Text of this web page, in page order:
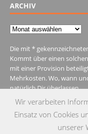
ARCHIV
Archiv
Die mit *
Kommt über einen
mit einer Provision
Mehrkosten. Wo, wann
natürlich Dir überlassen.
Wir verarbeiten
Einsatz von Cookies
unserer